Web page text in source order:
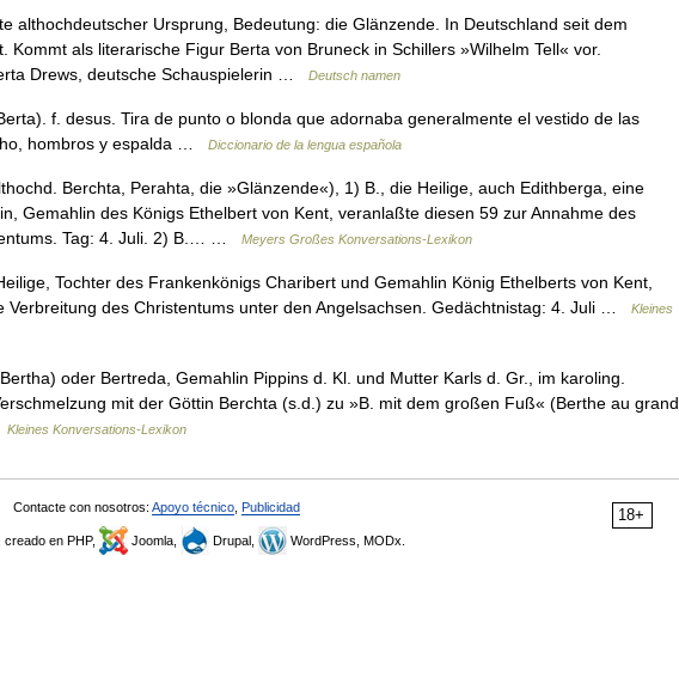
althochdeutscher Ursprung, Bedeutung: die Glänzende. In Deutschland seit dem
Kommt als literarische Figur Berta von Bruneck in Schillers »Wilhelm Tell« vor.
Drews, deutsche Schauspielerin …
Deutsch namen
f. desus. Tira de punto o blonda que adornaba generalmente el vestido de las
hombros y espalda …
Diccionario de la lengua española
Berchta, Perahta, die »Glänzende«), 1) B., die Heilige, auch Edithberga, eine
Gemahlin des Königs Ethelbert von Kent, veranlaßte diesen 59 zur Annahme des
Tag: 4. Juli. 2) B.… …
Meyers Großes Konversations-Lexikon
Tochter des Frankenkönigs Charibert und Gemahlin König Ethelberts von Kent,
Verbreitung des Christentums unter den Angelsachsen. Gedächtnistag: 4. Juli …
Kleines
oder Bertreda, Gemahlin Pippins d. Kl. und Mutter Karls d. Gr., im karoling.
mit der Göttin Berchta (s.d.) zu »B. mit dem großen Fuß« (Berthe au grand
Kleines Konversations-Lexikon
18+
Contacte con nosotros: Apoyo técnico Publicidad
, creado en PHP, Joomla, Drupal, WordPress, MODx.